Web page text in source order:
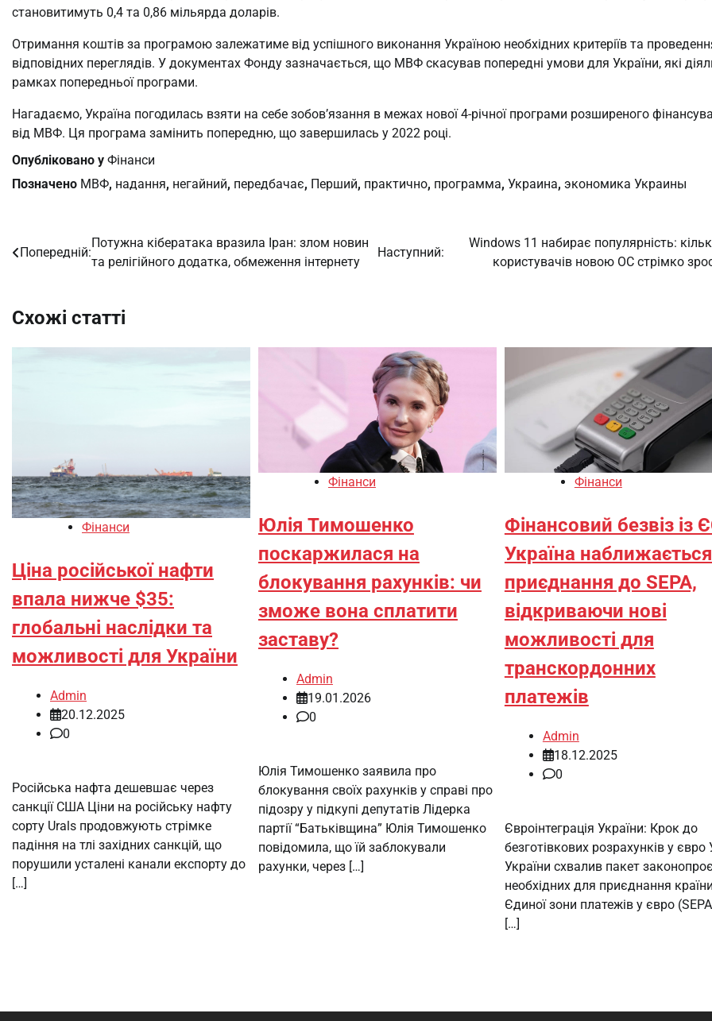
становитимуть 0,4 та 0,86 мільярда доларів.
Отримання коштів за програмою залежатиме від успішного виконання Україною необхідних критеріїв та
відповідних переглядів. У документах Фонду зазначається, що МВФ скасував попередні умови для України, які
рамках попередньої програми.
Нагадаємо, Україна погодилась взяти на себе зобов’язання в межах нової 4-річної програми розширеного
від МВФ. Ця програма замінить попередню, що завершилась у 2022 році.
Опубліковано у Фінанси
Позначено МВФ, надання, негайний, передбачає, Перший, практично, программа, Украина, экономика Украины
Навігація
Попередній:
Потужна кібератака вразила Іран: злом новин
та релігійного додатка, обмеження інтернету
Наступний:
Windows 11 набирає популярність:
користувачів новою ОС стрімко
Схожі статті
Фінанси
Ціна російської нафти
впала нижче $35:
глобальні наслідки та
можливості для України
Admin
20.12.2025
0
Російська нафта дешевшає через
санкції США Ціни на російську нафту
сорту Urals продовжують стрімке
падіння на тлі західних санкцій, що
порушили усталені канали експорту до
[…]
Фінанси
Юлія Тимошенко
поскаржилася на
блокування рахунків: чи
зможе вона сплатити
заставу?
Admin
19.01.2026
0
Юлія Тимошенко заявила про
блокування своїх рахунків у справі про
підозру у підкупі депутатів Лідерка
партії “Батьківщина” Юлія Тимошенко
повідомила, що їй заблокували
рахунки, через […]
Фінанси
Фінансовий безвіз із
Україна
приєднання до SEPA,
відкриваючи нові
можливості для
транскордонних
платежів
Admin
18.12.2025
0
Євроінтеграція України: Крок до
безготівкових розрахунків у євро
України схвалив пакет
необхідних для приєднання
Єдиної зони платежів у євро
[…]